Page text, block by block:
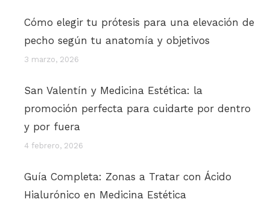
Cómo elegir tu prótesis para una elevación de
pecho según tu anatomía y objetivos
3 marzo, 2026
San Valentín y Medicina Estética: la
promoción perfecta para cuidarte por dentro
y por fuera
4 febrero, 2026
Guía Completa: Zonas a Tratar con Ácido
Hialurónico en Medicina Estética